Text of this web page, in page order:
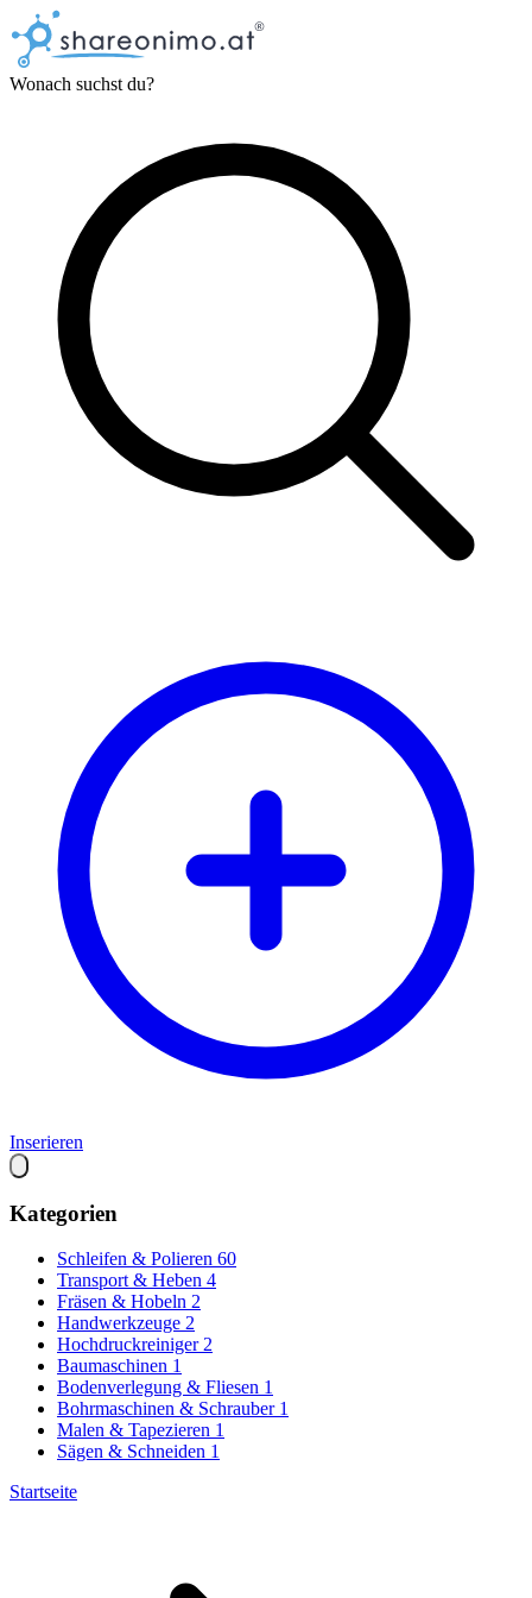
Wonach suchst du?
Inserieren
Kategorien
Schleifen & Polieren 60
Transport & Heben 4
Fräsen & Hobeln 2
Handwerkzeuge 2
Hochdruckreiniger 2
Baumaschinen 1
Bodenverlegung & Fliesen 1
Bohrmaschinen & Schrauber 1
Malen & Tapezieren 1
Sägen & Schneiden 1
Startseite